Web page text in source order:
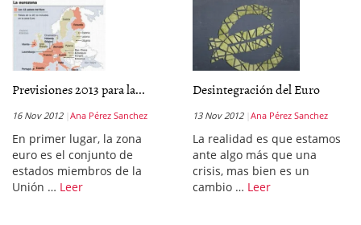
Previsiones 2013 para la...
16 Nov 2012 Ana Pérez Sanchez
En primer lugar, la zona
euro es el conjunto de
estados miembros de la
Unión … Leer
Desintegración del Euro
13 Nov 2012 Ana Pérez Sanchez
La realidad es que estamos
ante algo más que una
crisis, mas bien es un
cambio … Leer